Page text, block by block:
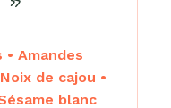
Amandes
de cajou •
blanc